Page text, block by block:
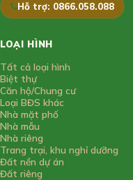
Hỗ trợ: 0866.058.088
LOẠI HÌNH
Tất cả loại hình
Biệt thự
Căn hộ/Chung cư
Loại BĐS khác
Nhà mặt phố
Nhà mẫu
Nhà riêng
Trang trại, khu nghỉ dưỡng
Đất nền dự án
Đất riêng